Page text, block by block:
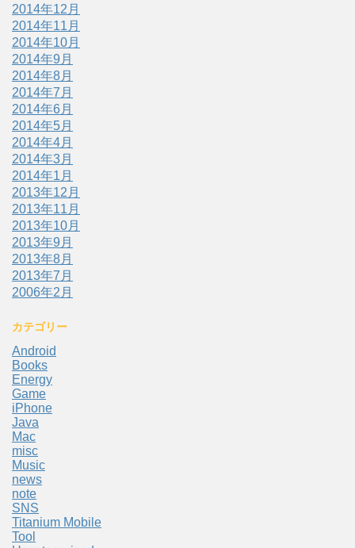
2014年12月
2014年11月
2014年10月
2014年9月
2014年8月
2014年7月
2014年6月
2014年5月
2014年4月
2014年3月
2014年1月
2013年12月
2013年11月
2013年10月
2013年9月
2013年8月
2013年7月
2006年2月
カテゴリー
Android
Books
Energy
Game
iPhone
Java
Mac
misc
Music
news
note
SNS
Titanium Mobile
Tool